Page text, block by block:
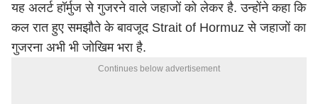
यह अलर्ट हॉर्मुज से गुजरने वाले जहाजों को लेकर है. उन्होंने कहा कि
कल रात हुए समझौते के बावजूद Strait of Hormuz से जहाजों का
गुजरना अभी भी जोखिम भरा है.
Continues below advertisement